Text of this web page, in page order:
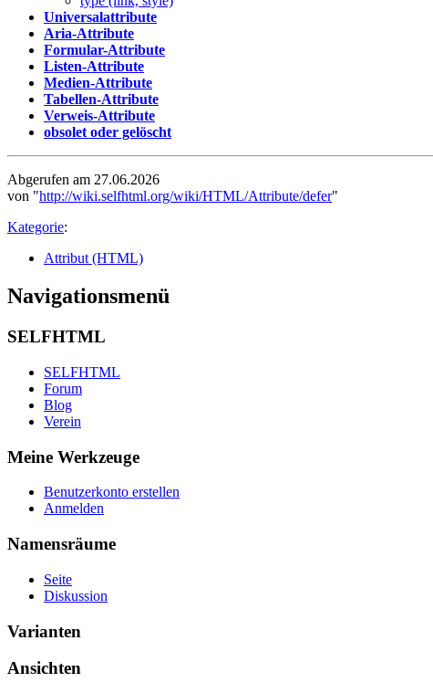
Universalattribute
Aria-Attribute
Formular-Attribute
Listen-Attribute
Medien-Attribute
Tabellen-Attribute
Verweis-Attribute
obsolet oder gelöscht
Abgerufen am 27.06.2026
von "http://wiki.selfhtml.org/wiki/HTML/Attribute/defer"
Kategorie:
Attribut (HTML)
Navigationsmenü
SELFHTML
SELFHTML
Forum
Blog
Verein
Meine Werkzeuge
Benutzerkonto erstellen
Anmelden
Namensräume
Seite
Diskussion
Varianten
Ansichten